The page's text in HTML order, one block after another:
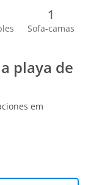
1
Sofa-camas
playa de
em